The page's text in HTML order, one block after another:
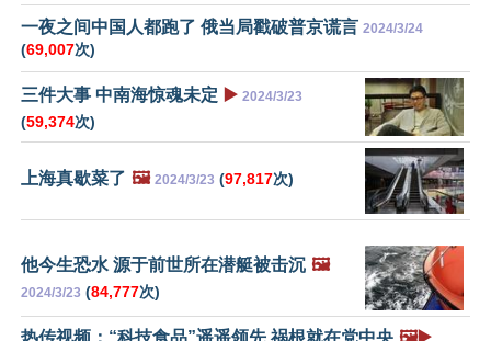
一夜之间中国人都跑了 俄当局戳破普京谎言 2024/3/24
(69,007次)
三件大事 中南海惊魂未定 ▶️ 2024/3/23
(59,374次)
上海真歇菜了 🖼️ 2024/3/23 (97,817次)
他今生恐水 源于前世所在潜艇被击沉 🖼️
2024/3/23 (84,777次)
热传视频：“科技食品”遥遥领先 祸根就在党中央 🖼️▶️